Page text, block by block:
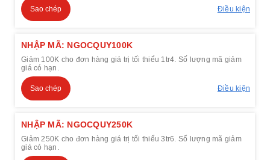
Sao chép Điều kiện
NHẬP MÃ: NGOCQUY100K
Giảm 100K cho đơn hàng giá trị tối thiểu 1tr4. Số lượng mã giảm
giá có hạn.
Sao chép Điều kiện
NHẬP MÃ: NGOCQUY250K
Giảm 250K cho đơn hàng giá trị tối thiểu 3tr6. Số lượng mã giảm
giá có hạn.